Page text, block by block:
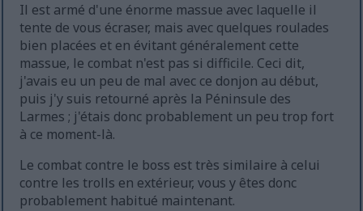
Il est armé d'une énorme massue avec laquelle il
tente de vous écraser, mais avec quelques roulades
bien placées et en évitant généralement cette
massue, le combat n'est pas si difficile. Ceci dit,
j'avais eu un peu de mal avec ce donjon au début,
puis j'y suis retourné après la Péninsule des
Larmes ; j'étais donc probablement un peu trop fort
à ce moment-là.
Le combat contre le boss est très similaire à celui
contre les trolls en extérieur, vous y êtes donc
probablement habitué maintenant.